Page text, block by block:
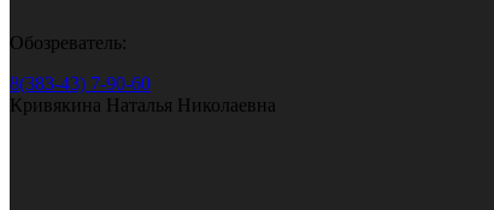
Обозреватель:
8(383-43) 7-90-60
Кривякина Наталья Николаевна